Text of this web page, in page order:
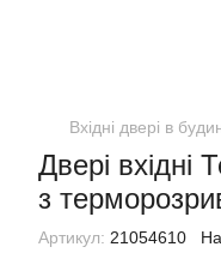
Вхідні двері в
Двері вхідні
з
Артикул: 21054610